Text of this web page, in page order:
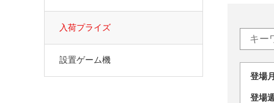
登
登
入荷プライズ
設置ゲーム機